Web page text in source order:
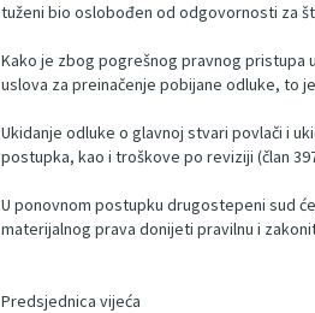
tuženi bio oslobođen od odgovornosti za
Kako je zbog pogrešnog pravnog pristupa
uslova za preinačenje pobijane odluke, to
Ukidanje odluke o glavnoj stvari povlači i
postupka, kao i troškove po reviziji (član
U ponovnom postupku drugostepeni sud
materijalnog prava donijeti pravilnu i
Predsjednica vijeća